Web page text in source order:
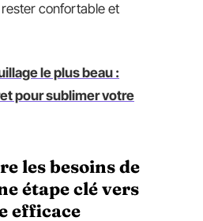
confortable et
le plus beau :
pour sublimer votre
les besoins de
étape clé vers
efficace